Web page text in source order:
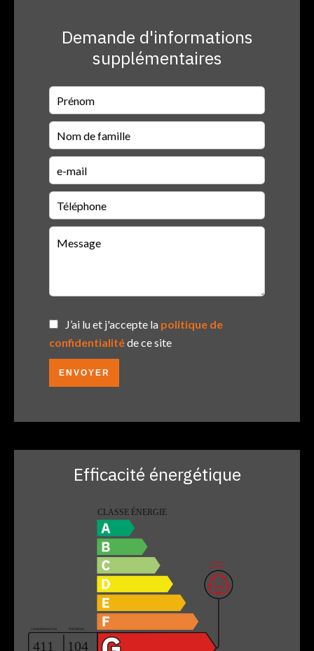
Demande d'informations
supplémentaires
J’ai lu et j'accepte la politique de
confidentialitéde ce site
ENVOYER
Efficacité énergétique